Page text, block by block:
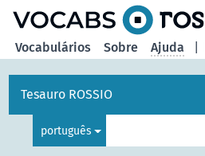
Vocabulários Sobre Ajuda
Tesauro ROSSIO
português